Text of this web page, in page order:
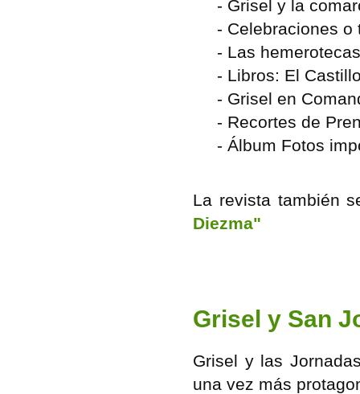
- Grisel y la
- Celebraciones o
- Las
- Libros: El
- Grisel en
- Recortes de
- Álbum Fotos
La revista también
Diezma"
Grisel y San
Grisel y las
una vez más